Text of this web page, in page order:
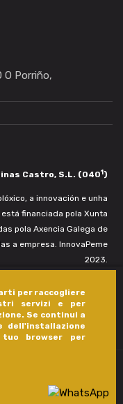
per raccogliere
servizi e per
Se continui a
dell'installazione
browser per
O Porriño,
Castro, S.L. (0401)
a innovación e unha
financiada pola Xunta
pola Axencia Galega de
a empresa. InnovaPeme
2023.